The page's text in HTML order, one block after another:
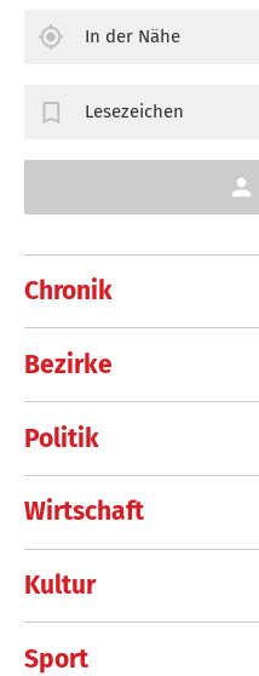
Chronik
Bezirke
Politik
Wirtschaft
Kultur
Sport
In der Nähe
Lesezeichen